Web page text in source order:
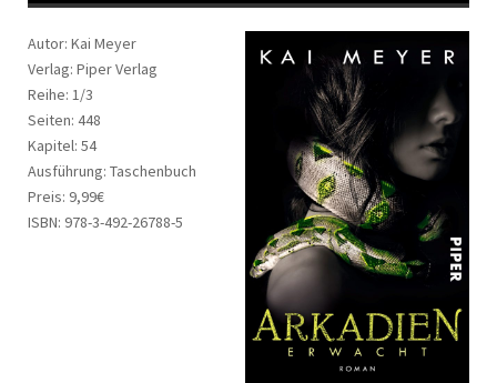
Autor: Kai Meyer
Verlag: Piper Verlag
Reihe: 1/3
Seiten: 448
Kapitel: 54
Ausführung: Taschenbuch
Preis: 9,99€
ISBN: 978-3-492-26788-5